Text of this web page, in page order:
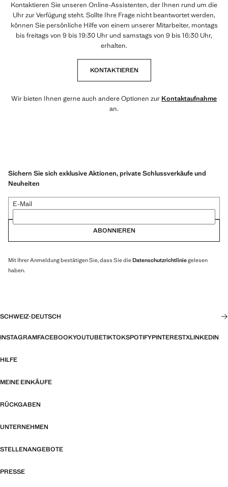
Kontaktieren Sie unseren Online-Assistenten, der Ihnen rund um die
Uhr zur Verfügung steht. Sollte Ihre Frage nicht beantwortet werden,
können Sie persönliche Hilfe von einem unserer Mitarbeiter, montags
bis freitags von 9 bis 19:30 Uhr und samstags von 9 bis 16:30 Uhr,
erhalten.
KONTAKTIEREN
Wir bieten Ihnen gerne auch andere Optionen zur Kontaktaufnahme
an.
Sichern Sie sich exklusive Aktionen, private Schlussverkäufe und
Neuheiten
E-Mail
ABONNIEREN
Mit Ihrer Anmeldung bestätigen Sie, dass Sie dieDatenschutzrichtliniegelesen
haben.
SCHWEIZ·DEUTSCH
INSTAGRAMFACEBOOKYOUTUBETIKTOKSPOTIFYPINTERESTXLINKEDIN
HILFE
MEINE EINKÄUFE
RÜCKGABEN
UNTERNEHMEN
STELLENANGEBOTE
PRESSE